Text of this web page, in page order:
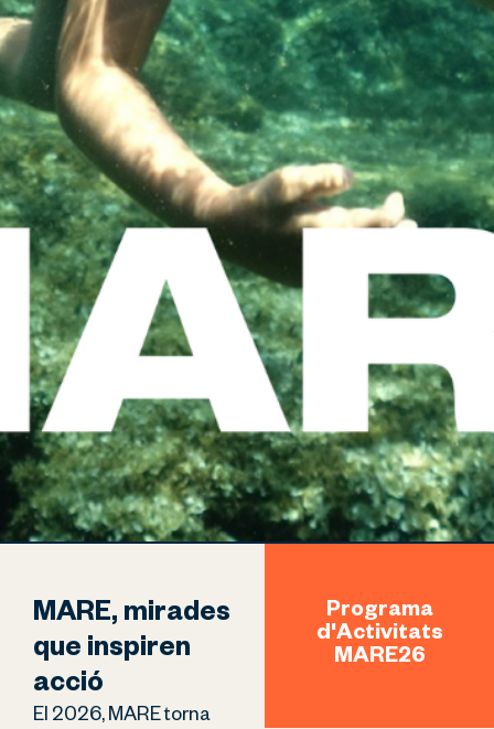
MARE, mirades
que inspiren
acció
El 2026, MARE torna
Programa
d'Activitats
MARE26